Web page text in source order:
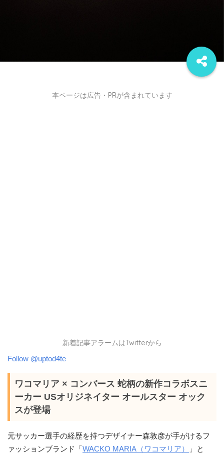
本ページは広告・PRが含まれています
新着記事アラームはTwitterから
Follow @uptod4te
ワコマリア × コンバース 蛇柄の新作コラボスニ
ーカー USオリジネイター オールスター オック
スが登場
元サッカー選手の経歴を持つデザイナー森敦彦が手がけるフ
ァッションブランド「 WACKO MARIA（ワコマリア）
」と